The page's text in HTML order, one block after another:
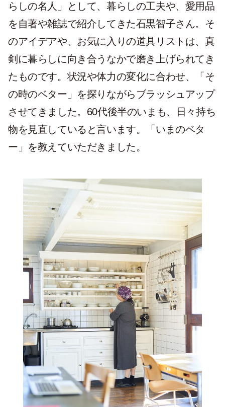
らしの名人」として、暮らしの工夫や、愛用品
を自著や雑誌で紹介してきた石黒智子さん。そ
のアイデアや、お気に入りの道具リストは、真
剣に暮らしに向き合うなかで磨き上げられてき
たものです。状況や体力の変化に合わせ、「そ
の時のベター」を探りながらブラッシュアップ
させてきました。60代後半のいまも、日々持ち
物を見直していると言います。「いまのベタ
ー」を教えていただきました。